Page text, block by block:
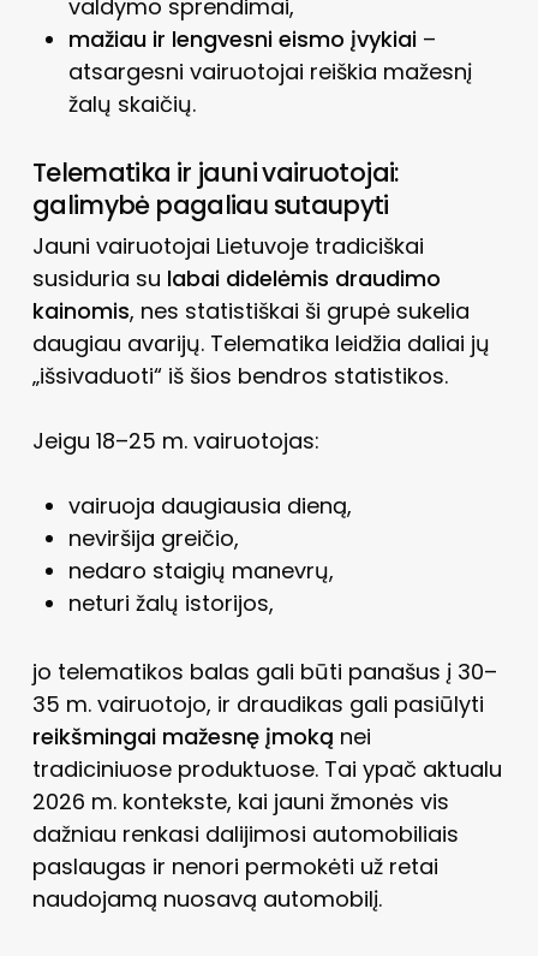
valdymo sprendimai,
mažiau ir lengvesni eismo įvykiai–
atsargesni vairuotojai reiškia mažesnį
žalų skaičių.
Telematika ir jauni vairuotojai:
galimybė pagaliau sutaupyti
Jauni vairuotojai Lietuvoje tradiciškai
susiduria su labai didelėmis draudimo
kainomis, nes statistiškai ši grupė sukelia
daugiau avarijų. Telematika leidžia daliai jų
„išsivaduoti“ iš šios bendros statistikos.
Jeigu 18–25 m. vairuotojas:
vairuoja daugiausia dieną,
neviršija greičio,
nedaro staigių manevrų,
neturi žalų istorijos,
jo telematikos balas gali būti panašus į 30–
35 m. vairuotojo, ir draudikas gali pasiūlyti
reikšmingai mažesnę įmoką nei
tradiciniuose produktuose. Tai ypač aktualu
2026 m. kontekste, kai jauni žmonės vis
dažniau renkasi dalijimosi automobiliais
paslaugas ir nenori permokėti už retai
naudojamą nuosavą automobilį.